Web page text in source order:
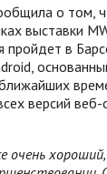
о том,
выставки
в
версий
очень